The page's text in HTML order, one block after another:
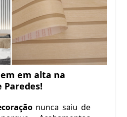
em alta na
Paredes!
nunca saiu de